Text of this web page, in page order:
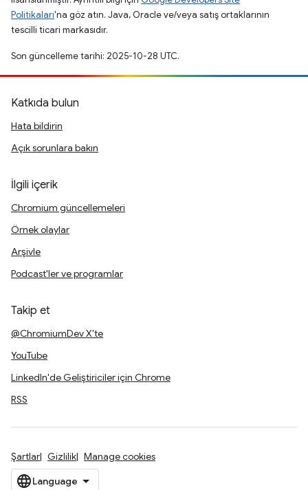
Politikaları'na göz atın. Java, Oracle ve/veya satış ortaklarının
tescilli ticari markasıdır.
Son güncelleme tarihi: 2025-10-28 UTC.
Katkıda bulun
Hata bildirin
Açık sorunlara bakın
İlgili içerik
Chromium güncellemeleri
Örnek olaylar
Arşivle
Podcast'ler ve programlar
Takip et
@ChromiumDev X'te
YouTube
LinkedIn'de Geliştiriciler için Chrome
RSS
Şartlar Gizlilik Manage cookies